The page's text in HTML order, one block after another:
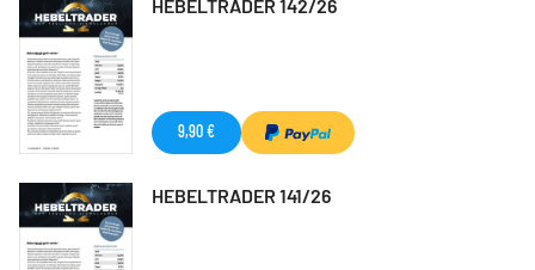
HEBELTRADER 142/26
9,90 €
HEBELTRADER 141/26